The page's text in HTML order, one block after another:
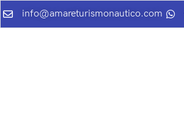
info@amareturismonautico.com